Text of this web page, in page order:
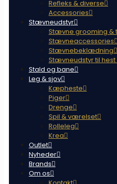
Refleks & diverse
Accessories
Stævneudstyr
Stævne grooming &
Stævneaccessories
Stævnebeklædning
Stævneudstyr til hest
Stald og bane
Leg & sjov
Kæpheste
Piger
Drenge
Spil & værelset
Rolleleg
Krea
Outlet
Nyheder
Brands
Om os